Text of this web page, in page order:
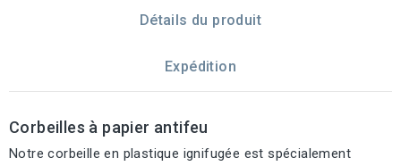
Détails du produit
Expédition
Corbeilles à papier antifeu
Notre corbeille en plastique ignifugée est spécialement